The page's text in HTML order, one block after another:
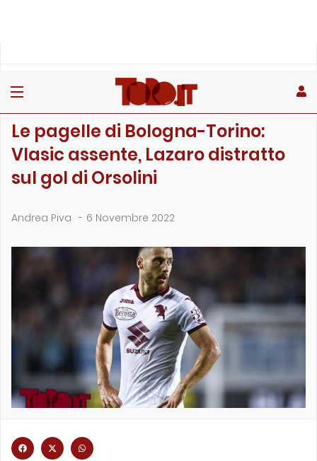
Le pagelle di Bologna-Torino:
Vlasic assente, Lazaro distratto
sul gol di Orsolini
Andrea Piva - 6 Novembre 2022